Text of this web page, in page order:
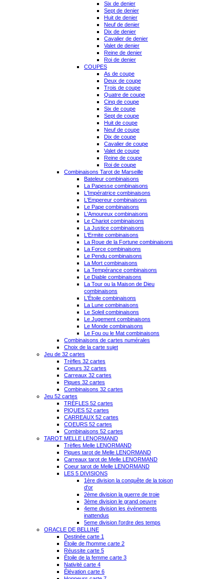
Six de denier
Sept de denier
Huit de denier
Neuf de denier
Dix de denier
Cavalier de denier
Valet de denier
Reine de denier
Roi de denier
COUPES
As de coupe
Deux de coupe
Trois de coupe
Quatre de coupe
Cinq de coupe
Six de coupe
Sept de coupe
Huit de coupe
Neuf de coupe
Dix de coupe
Cavalier de coupe
Valet de coupe
Reine de coupe
Roi de coupe
Combinaisons Tarot de Marseille
Bateleur combinaisons
La Papesse combinaisons
L'Impératrice combinaisons
L'Empereur combinaisons
Le Pape combinaisons
L'Amoureux combinaisons
Le Chariot combinaisons
La Justice combinaisons
L'Ermite combinaisons
La Roue de la Fortune combinaisons
La Force combinaisons
Le Pendu combinaisons
La Mort combinaisons
La Tempérance combinaisons
Le Diable combinaisons
La Tour ou la Maison de Dieu
combinaisons
L'Étoile combinaisons
La Lune combinaisons
Le Soleil combinaisons
Le Jugement combinaisons
Le Monde combinaisons
Le Fou ou le Mat combinaisons
Combinaisons de cartes numérales
Choix de la carte sujet
Jeu de 32 cartes
Trèfles 32 cartes
Coeurs 32 cartes
Carreaux 32 cartes
Piques 32 cartes
Combinaisons 32 cartes
Jeu 52 cartes
TRÈFLES 52 cartes
PIQUES 52 cartes
CARREAUX 52 cartes
COEURS 52 cartes
Combinaisons 52 cartes
TAROT MELLE LENORMAND
Trèfles Melle LENORMAND
Piques tarot de Melle LENORMAND
Carreaux tarot de Melle LENORMAND
Coeur tarot de Melle LENORMAND
LES 5 DIVISIONS
1ère division la conquête de la toison
d'or
2ème division la guerre de troie
3ème division le grand oeuvre
4eme division les événements
inattendus
5eme division l'ordre des temps
ORACLE DE BELLINE
Destinée carte 1
Étoile de l'homme carte 2
Réussite carte 5
Étoile de la femme carte 3
Nativité carte 4
Élévation carte 6